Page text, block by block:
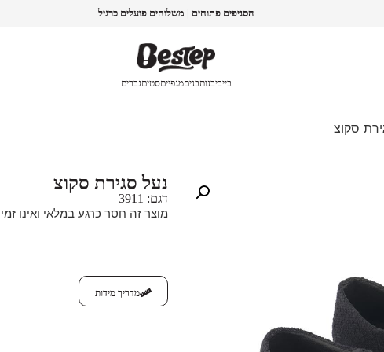
הסניפים פתוחים | משלוחים פועלים כרגיל
בייביבנותבניםמגפייםסטיםגברים
סקוצ
נעל סגירת סקוצ
דגם: 3911
מוצר זה חסר כרגע במלאי ואינו
מדריך מידות